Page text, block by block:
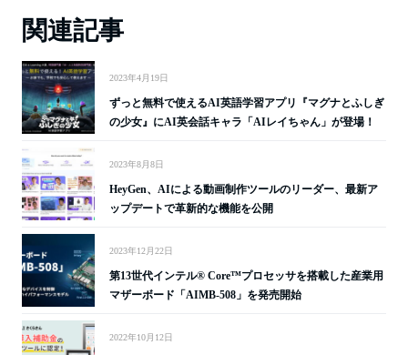
関連記事
2023年4月19日
ずっと無料で使えるAI英語学習アプリ『マグナとふしぎ
の少女』にAI英会話キャラ「AIレイちゃん」が登場！
2023年8月8日
HeyGen、AIによる動画制作ツールのリーダー、最新ア
ップデートで革新的な機能を公開
2023年12月22日
第13世代インテル® Core™プロセッサを搭載した産業用
マザーボード「AIMB-508」を発売開始
2022年10月12日